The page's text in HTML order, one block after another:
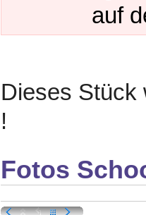
auf
Dieses Stück
!
Fotos